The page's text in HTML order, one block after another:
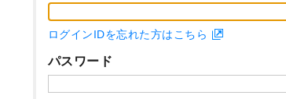
ログインIDを忘れた方はこちら
パスワード